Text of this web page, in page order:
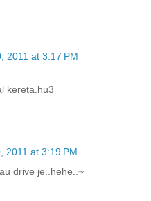
2011 at 3:17 PM
kereta.hu3
2011 at 3:19 PM
drive je..hehe..~